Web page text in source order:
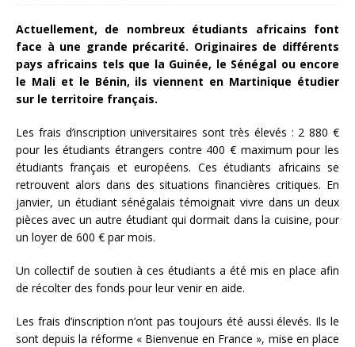
Actuellement, de nombreux étudiants africains font
face à une grande précarité. Originaires de différents
pays africains tels que la Guinée, le Sénégal ou encore
le Mali et le Bénin, ils viennent en Martinique étudier
sur le territoire français.
Les frais d’inscription universitaires sont très élevés : 2 880 €
pour les étudiants étrangers contre 400 € maximum pour les
étudiants français et européens. Ces étudiants africains se
retrouvent alors dans des situations financières critiques. En
janvier, un étudiant sénégalais témoignait vivre dans un deux
pièces avec un autre étudiant qui dormait dans la cuisine, pour
un loyer de 600 € par mois.
Un collectif de soutien à ces étudiants a été mis en place afin
de récolter des fonds pour leur venir en aide.
Les frais d’inscription n’ont pas toujours été aussi élevés. Ils le
sont depuis la réforme « Bienvenue en France », mise en place